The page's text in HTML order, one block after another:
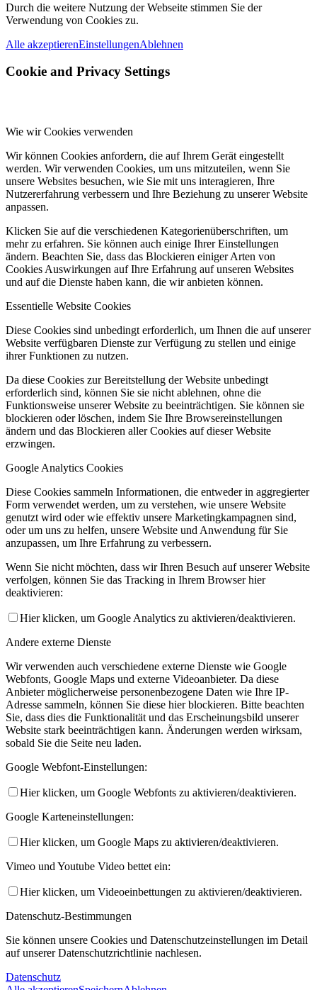
Durch die weitere Nutzung der Webseite stimmen Sie der
Verwendung von Cookies zu.
Alle akzeptierenEinstellungenAblehnen
Cookie and Privacy Settings
Wie wir Cookies verwenden
Wir können Cookies anfordern, die auf Ihrem Gerät eingestellt
werden. Wir verwenden Cookies, um uns mitzuteilen, wenn Sie
unsere Websites besuchen, wie Sie mit uns interagieren, Ihre
Nutzererfahrung verbessern und Ihre Beziehung zu unserer Website
anpassen.
Klicken Sie auf die verschiedenen Kategorienüberschriften, um
mehr zu erfahren. Sie können auch einige Ihrer Einstellungen
ändern. Beachten Sie, dass das Blockieren einiger Arten von
Cookies Auswirkungen auf Ihre Erfahrung auf unseren Websites
und auf die Dienste haben kann, die wir anbieten können.
Essentielle Website Cookies
Diese Cookies sind unbedingt erforderlich, um Ihnen die auf unserer
Website verfügbaren Dienste zur Verfügung zu stellen und einige
ihrer Funktionen zu nutzen.
Da diese Cookies zur Bereitstellung der Website unbedingt
erforderlich sind, können Sie sie nicht ablehnen, ohne die
Funktionsweise unserer Website zu beeinträchtigen. Sie können sie
blockieren oder löschen, indem Sie Ihre Browsereinstellungen
ändern und das Blockieren aller Cookies auf dieser Website
erzwingen.
Google Analytics Cookies
Diese Cookies sammeln Informationen, die entweder in aggregierter
Form verwendet werden, um zu verstehen, wie unsere Website
genutzt wird oder wie effektiv unsere Marketingkampagnen sind,
oder um uns zu helfen, unsere Website und Anwendung für Sie
anzupassen, um Ihre Erfahrung zu verbessern.
Wenn Sie nicht möchten, dass wir Ihren Besuch auf unserer Website
verfolgen, können Sie das Tracking in Ihrem Browser hier
deaktivieren:
Hier klicken, um Google Analytics zu aktivieren/deaktivieren.
Andere externe Dienste
Wir verwenden auch verschiedene externe Dienste wie Google
Webfonts, Google Maps und externe Videoanbieter. Da diese
Anbieter möglicherweise personenbezogene Daten wie Ihre IP-
Adresse sammeln, können Sie diese hier blockieren. Bitte beachten
Sie, dass dies die Funktionalität und das Erscheinungsbild unserer
Website stark beeinträchtigen kann. Änderungen werden wirksam,
sobald Sie die Seite neu laden.
Google Webfont-Einstellungen:
Hier klicken, um Google Webfonts zu aktivieren/deaktivieren.
Google Karteneinstellungen:
Hier klicken, um Google Maps zu aktivieren/deaktivieren.
Vimeo und Youtube Video bettet ein:
Hier klicken, um Videoeinbettungen zu aktivieren/deaktivieren.
Datenschutz-Bestimmungen
Sie können unsere Cookies und Datenschutzeinstellungen im Detail
auf unserer Datenschutzrichtlinie nachlesen.
Datenschutz